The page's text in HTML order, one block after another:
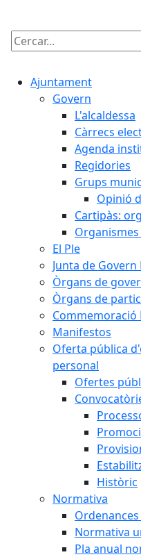
Cercar:
Ajuntament
Govern
L'alcaldessa
Càrrecs
Agenda
Regidories
Grups
Opinió
Cartipàs:
El Ple
Junta de Govern
Òrgans de
Òrgans de
Commemoració
Manifestos
Oferta pública
personal
Ofertes
Històric
Normativa
Normativa
Pla anual